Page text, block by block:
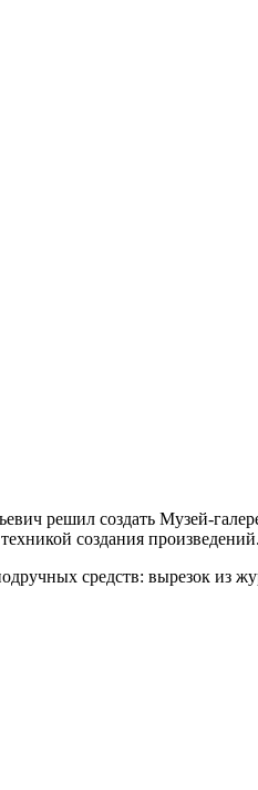
решил создать Музей-
создания
средств: вырезок из